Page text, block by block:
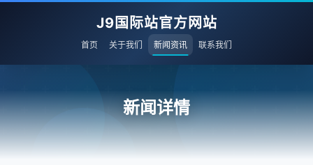
J9国际站官方网站
首页 关于我们 新闻资讯 联系我们
新闻详情